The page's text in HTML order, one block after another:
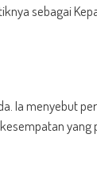
sebagai
Ia menyebut